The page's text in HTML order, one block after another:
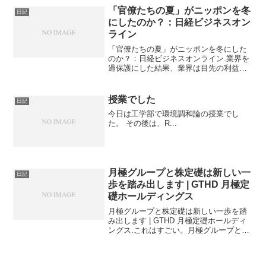
０年というスケールで漁業が生き残るた
めには、漁獲量の規制は不可...
日記
「官僚たちの夏」がニッポンを冬
にしたのか？：日経ビジネスオン
ライン
「官僚たちの夏」がニッポンを冬にした
のか？：日経ビジネスオンライン.業界を
過保護にした結果、業界は目先の利益を
とか、ここに書いたことと同じ構図だ。
鎖国した既得権産業の行...
日記 授業でした
今日は工学部で環境調和論の授業でし
た。 その後は、R...
日記
月極グループと株定礎は新しい一
歩を踏み出します | GTHD 月極定
礎ホールディングス
月極グループと株定礎は新しい一歩を踏
み出します | GTHD 月極定礎ホールディ
ングス.これはすごい。月極グループと